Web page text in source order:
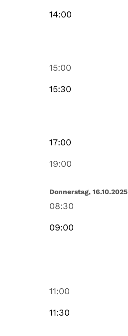
14:00
15:00
15:30
17:00
19:00
Donnerstag, 16.10.2025
08:30
09:00
11:00
11:30